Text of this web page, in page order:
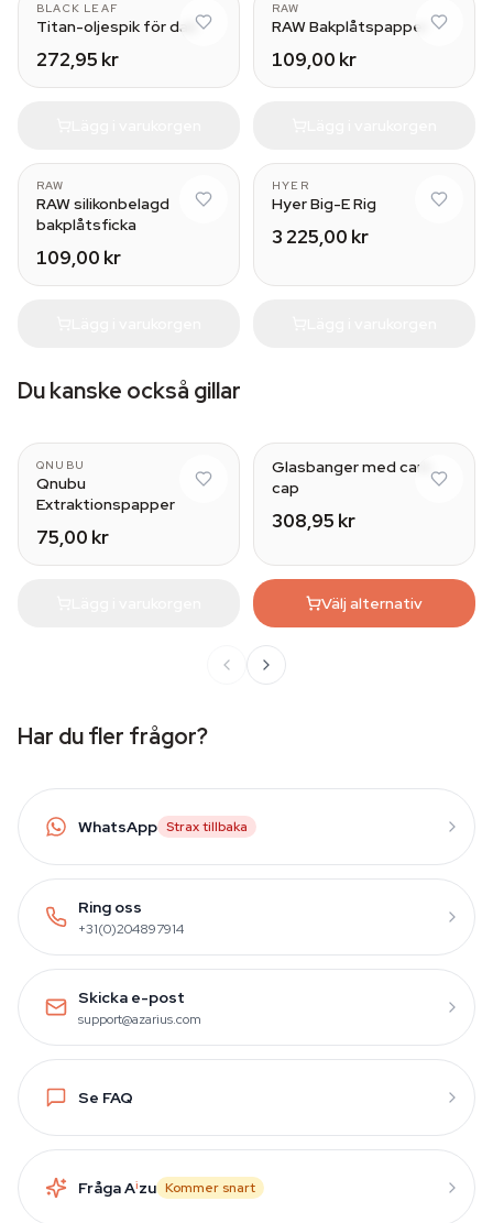
BLACK LEAF
Titan-oljespik för dab
272,95 kr
RAW
RAW Bakplåtspapper
109,00 kr
RAW
RAW silikonbelagd
bakplåtsficka
109,00 kr
HYER
Hyer Big-E Rig
3 225,00 kr
Du kanske också gillar
QNUBU
Qnubu
Extraktionspapper
75,00 kr
Glasbanger med carb
cap
308,95 kr
Välj alternativ
Har du fler frågor?
WhatsApp Strax tillbaka
Ring oss
+31(0)204897914
Skicka e-post
support@azarius.com
Se FAQ
Fråga Aizu Kommer snart